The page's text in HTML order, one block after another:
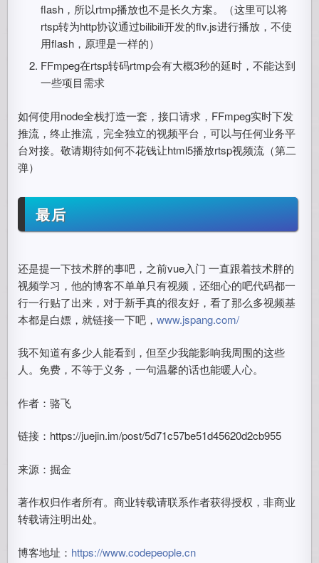
flash，所以rtmp播放也不是长久方案。（这里可以将
rtsp转为http协议通过bilibili开发的flv.js进行播放，不使
用flash，原理是一样的）
FFmpeg在rtsp转码rtmp会有大概3秒的延时，不能达到
一些项目需求
如何使用node全栈打造一套，接口请求，FFmpeg实时下发
推流，终止推流，完全独立的视频平台，可以与任何业务平
台对接。敬请期待如何不花钱让html5播放rtsp视频流（第二
弹）
最后
还是提一下技术胖的事吧，之前vue入门 一直跟着技术胖的
视频学习，他的博客不单单只有视频，还细心的吧代码都一
行一行贴了出来，对于新手真的很友好，看了那么多视频基
本都是白嫖，就链接一下吧，www.jspang.com/
我不知道有多少人能看到，但至少我能影响我周围的这些
人。免费，不等于义务，一句温馨的话也能暖人心。
作者：骆飞
链接：https://juejin.im/post/5d71c57be51d45620d2cb955
来源：掘金
著作权归作者所有。商业转载请联系作者获得授权，非商业
转载请注明出处。
博客地址： https://www.codepeople.cn